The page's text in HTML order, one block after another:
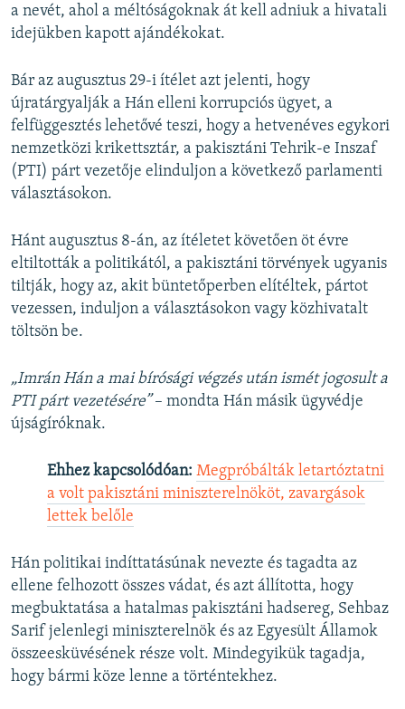
a nevét, ahol a méltóságoknak át kell adniuk a hivatali
idejükben kapott ajándékokat.
Bár az augusztus 29-i ítélet azt jelenti, hogy
újratárgyalják a Hán elleni korrupciós ügyet, a
felfüggesztés lehetővé teszi, hogy a hetvenéves egykori
nemzetközi krikettsztár, a pakisztáni Tehrik-e Inszaf
(PTI) párt vezetője elinduljon a következő parlamenti
választásokon.
Hánt augusztus 8-án, az ítéletet követően öt évre
eltiltották a politikától, a pakisztáni törvények ugyanis
tiltják, hogy az, akit büntetőperben elítéltek, pártot
vezessen, induljon a választásokon vagy közhivatalt
töltsön be.
„Imrán Hán a mai bírósági végzés után ismét jogosult a
PTI párt vezetésére”– mondta Hán másik ügyvédje
újságíróknak.
Ehhez kapcsolódóan: Megpróbálták letartóztatni
a volt pakisztáni miniszterelnököt, zavargások
lettek belőle
Hán politikai indíttatásúnak nevezte és tagadta az
ellene felhozott összes vádat, és azt állította, hogy
megbuktatása a hatalmas pakisztáni hadsereg, Sehbaz
Sarif jelenlegi miniszterelnök és az Egyesült Államok
összeesküvésének része volt. Mindegyikük tagadja,
hogy bármi köze lenne a történtekhez.